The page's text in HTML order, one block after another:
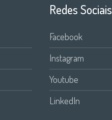
Redes Sociais
Facebook
Instagram
Youtube
LinkedIn